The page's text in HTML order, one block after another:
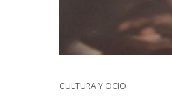
CULTURA Y OCIO